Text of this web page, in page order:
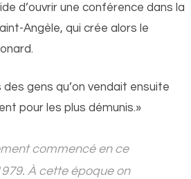
d’ouvrir une conférence dans la
Angèle, qui crée alors le
gens qu’on vendait ensuite
pour les plus démunis.»
commencé en ce
À cette époque on